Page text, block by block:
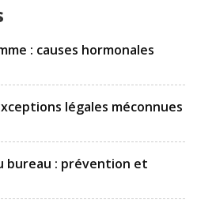
: causes hormonales
légales méconnues
bureau : prévention et